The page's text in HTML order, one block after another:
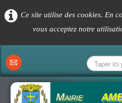
Ce site utilise des cookies. En
vous acceptez notre
Mairie